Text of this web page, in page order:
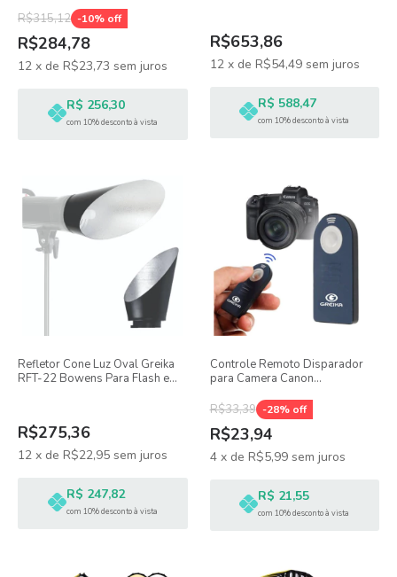
Estúdio
R$315,12 -10% off
R$284,78
12 x de R$23,73 sem juros
R$ 256,30
com 10% desconto à vista
R$653,86
12 x de R$54,49 sem juros
R$ 588,47
com 10% desconto à vista
Refletor Cone Luz Oval Greika
RFT-22 Bowens Para Flash e
R$275,36
12 x de R$22,95 sem juros
R$ 247,82
com 10% desconto à vista
Controle Remoto Disparador
para Camera Canon
R$33,39 -28% off
R$23,94
4 x de R$5,99 sem juros
R$ 21,55
com 10% desconto à vista